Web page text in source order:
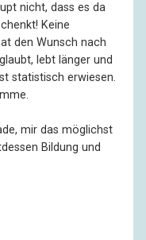
nicht, dass es da
Keine
den Wunsch nach
lebt länger und
statistisch erwiesen.
mir das möglichst
Bildung und